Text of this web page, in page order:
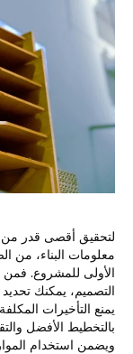
لتحقيق أقصى قدر من
معلومات البناء، من
الأولى للمشروع.
التصميم، يمكنك
يمنع التأخيرات
بالتخطيط الأفضل
ويضمن استخدام